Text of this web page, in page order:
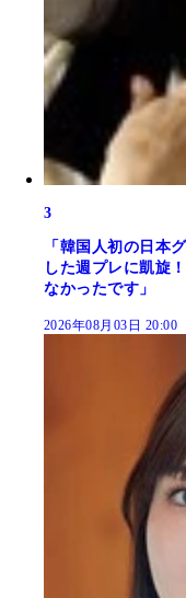
3
「韓国人初の日本
した週プレに凱旋
なかったです」
2026年08月03日 20:00